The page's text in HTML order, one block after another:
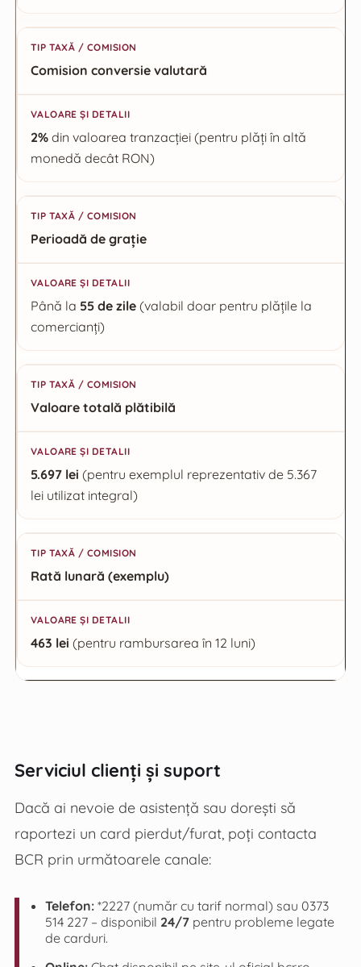
Comision conversie valutară
2%din valoarea tranzacției (pentru plăți în altă
monedă decât RON)
Perioadă de grație
Până la 55 de zile(valabil doar pentru plățile la
comercianți)
Valoare totală plătibilă
5.697 lei (pentru exemplul reprezentativ de 5.367
lei utilizat integral)
Rată lunară (exemplu)
463 lei (pentru rambursarea în 12 luni)
Serviciul clienți și suport
Dacă ai nevoie de asistență sau dorești să
raportezi un card pierdut/furat, poți contacta
BCR prin următoarele canale:
Telefon:*2227 (număr cu tarif normal) sau 0373
514 227 – disponibil 24/7pentru probleme legate
de carduri.